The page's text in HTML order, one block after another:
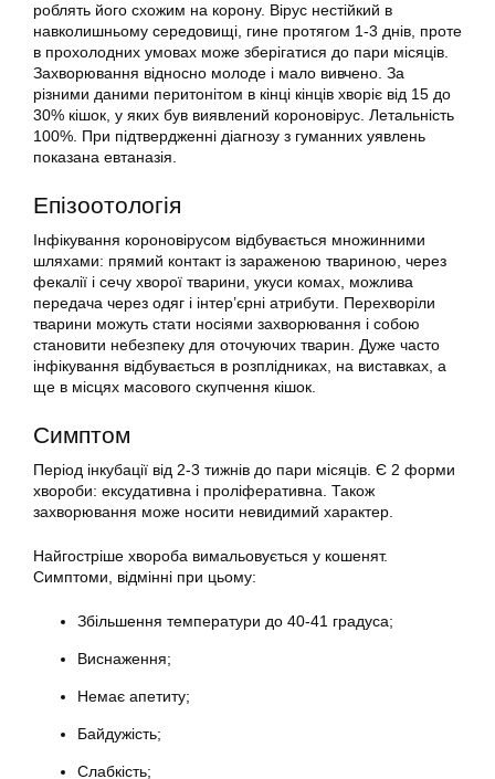
роблять його схожим на корону. Вірус нестійкий в
навколишньому середовищі, гине протягом 1-3 днів, проте
в прохолодних умовах може зберігатися до пари місяців.
Захворювання відносно молоде і мало вивчено. За
різними даними перитонітом в кінці кінців хворіє від 15 до
30% кішок, у яких був виявлений короновірус. Летальність
100%. При підтвердженні діагнозу з гуманних уявлень
показана евтаназія.
Епізоотологія
Інфікування короновірусом відбувається множинними
шляхами: прямий контакт із зараженою твариною, через
фекалії і сечу хворої тварини, укуси комах, можлива
передача через одяг і інтер’єрні атрибути. Перехворіли
тварини можуть стати носіями захворювання і собою
становити небезпеку для оточуючих тварин. Дуже часто
інфікування відбувається в розплідниках, на виставках, а
ще в місцях масового скупчення кішок.
Симптом
Період інкубації від 2-3 тижнів до пари місяців. Є 2 форми
хвороби: ексудативна і проліферативна. Також
захворювання може носити невидимий характер.
Найгостріше хвороба вимальовується у кошенят.
Симптоми, відмінні при цьому:
Збільшення температури до 40-41 градуса;
Виснаження;
Немає апетиту;
Байдужість;
Слабкість;